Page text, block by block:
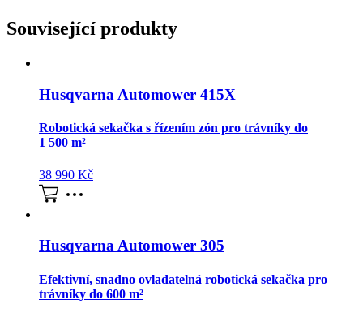
Související produkty
Husqvarna Automower 415X
Robotická sekačka s řízením zón pro trávníky do
1 500 m²
38 990 Kč
Husqvarna Automower 305
Efektivní, snadno ovladatelná robotická sekačka pro
trávníky do 600 m²